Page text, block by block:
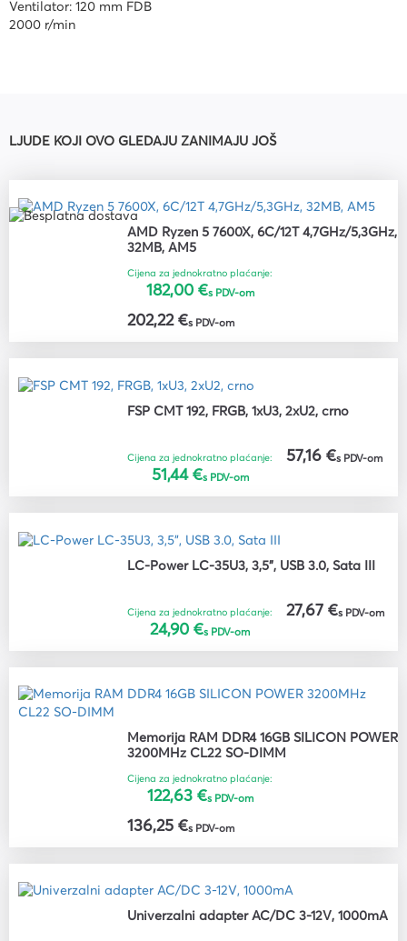
Ventilator: 120 mm FDB
2000 r/min
LJUDE KOJI OVO GLEDAJU ZANIMAJU JOŠ
AMD Ryzen 5 7600X, 6C/12T 4,7GHz/5,3GHz,
32MB, AM5
Cijena za jednokratno plaćanje:
182,00 €s PDV-om
202,22 €s PDV-om
FSP CMT 192, FRGB, 1xU3, 2xU2, crno
Cijena za jednokratno plaćanje:
51,44 €s PDV-om
57,16 €s PDV-om
LC-Power LC-35U3, 3,5", USB 3.0, Sata III
Cijena za jednokratno plaćanje:
24,90 €s PDV-om
27,67 €s PDV-om
Memorija RAM DDR4 16GB SILICON POWER
3200MHz CL22 SO-DIMM
Cijena za jednokratno plaćanje:
122,63 €s PDV-om
136,25 €s PDV-om
Univerzalni adapter AC/DC 3-12V, 1000mA